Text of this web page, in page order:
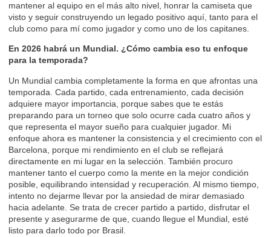
mantener al equipo en el más alto nivel, honrar la camiseta que
visto y seguir construyendo un legado positivo aquí, tanto para el
club como para mí como jugador y como uno de los capitanes.
En 2026 habrá un Mundial. ¿Cómo cambia eso tu enfoque
para la temporada?
Un Mundial cambia completamente la forma en que afrontas una
temporada. Cada partido, cada entrenamiento, cada decisión
adquiere mayor importancia, porque sabes que te estás
preparando para un torneo que solo ocurre cada cuatro años y
que representa el mayor sueño para cualquier jugador. Mi
enfoque ahora es mantener la consistencia y el crecimiento con el
Barcelona, porque mi rendimiento en el club se reflejará
directamente en mi lugar en la selección. También procuro
mantener tanto el cuerpo como la mente en la mejor condición
posible, equilibrando intensidad y recuperación. Al mismo tiempo,
intento no dejarme llevar por la ansiedad de mirar demasiado
hacia adelante. Se trata de crecer partido a partido, disfrutar el
presente y asegurarme de que, cuando llegue el Mundial, esté
listo para darlo todo por Brasil.